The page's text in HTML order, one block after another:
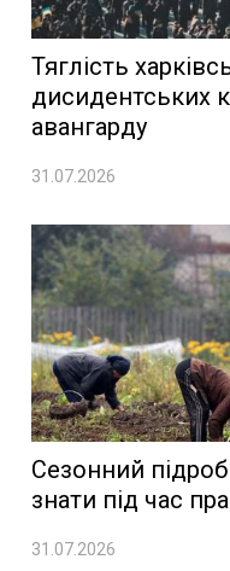
Тяглість
дисидентських
авангарду
31.07.2026
Сезонний
знати під час
31.07.2026